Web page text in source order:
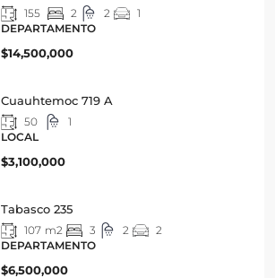
155 2 2
1
DEPARTAMENTO
$14,500,000
Cuauhtemoc 719 A
50
1
LOCAL
$3,100,000
Tabasco 235
107 m2 3 2
2
DEPARTAMENTO
$6,500,000